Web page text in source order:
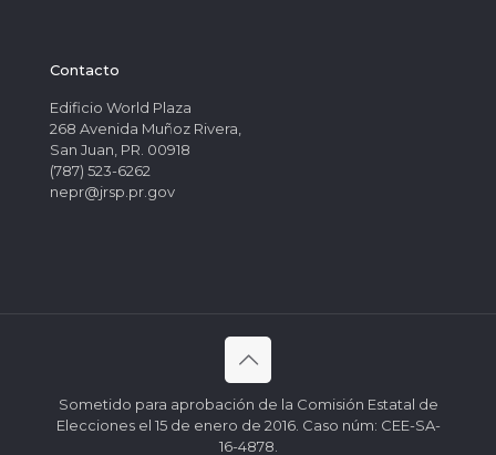
Contacto
Edificio World Plaza
268 Avenida Muñoz Rivera,
San Juan, PR. 00918
(787) 523-6262
nepr@jrsp.pr.gov
Sometido para aprobación de la Comisión Estatal de
Elecciones el 15 de enero de 2016. Caso núm: CEE-SA-
16-4878.